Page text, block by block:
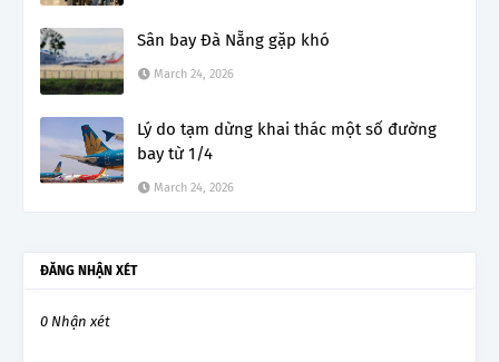
Sân bay Đà Nẵng gặp khó
March 24, 2026
Lý do tạm dừng khai thác một số đường
bay từ 1/4
March 24, 2026
ĐĂNG NHẬN XÉT
0 Nhận xét